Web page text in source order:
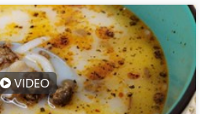
VIDEO